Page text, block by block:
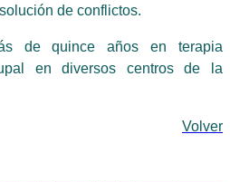
de conflictos.
de quince años en terapia
en diversos centros de la
Volver